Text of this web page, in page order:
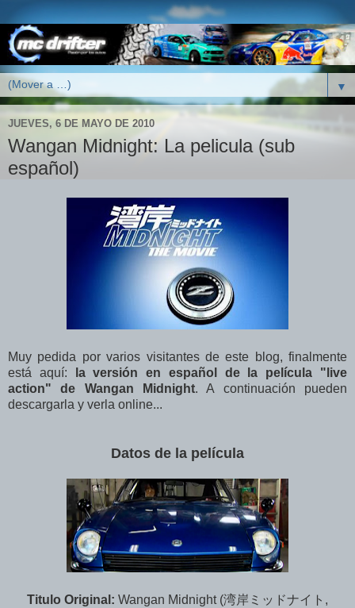
▼
JUEVES, 6 DE MAYO DE 2010
Wangan Midnight: La pelicula (sub
español)
Muy pedida por varios visitantes de este blog, finalmente
está aquí:
la versión en español de la película "live
action" de Wangan Midnight. A continuación pueden
descargarla y verla online...
Datos de la película
Titulo Original: Wangan Midnight (湾岸ミッドナイト,